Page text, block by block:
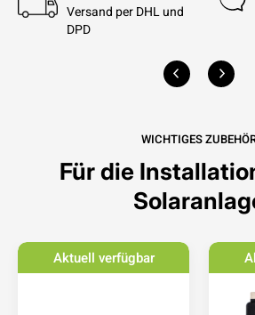
Versand per DHL und
DPD
WICHTIGES
Für die
Aktuell verfügbar